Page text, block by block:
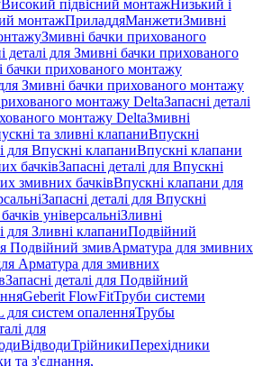
Високий підвісний монтажНизький і
монтажПриладдяМанжетиЗмивні
Змивні бачки прихованого
деталі для Змивні бачки прихованого
бачки прихованого монтажу
для Змивні бачки прихованого монтажу
монтажу DeltaЗапасні деталі
монтажу DeltaЗмивні
та зливні клапаниВпускні
для Впускні клапаниВпускні клапани
бачківЗапасні деталі для Впускні
змивних бачківВпускні клапани для
Запасні деталі для Впускні
універсальніЗливні
для Зливні клапаниПодвійний
Подвійний змивАрматура для змивних
Арматура для змивних
Запасні деталі для Подвійний
Geberit FlowFitТруби системи
систем опаленняТрубы
для
ВідводиТрійникиПерехідники
та з'єднання,